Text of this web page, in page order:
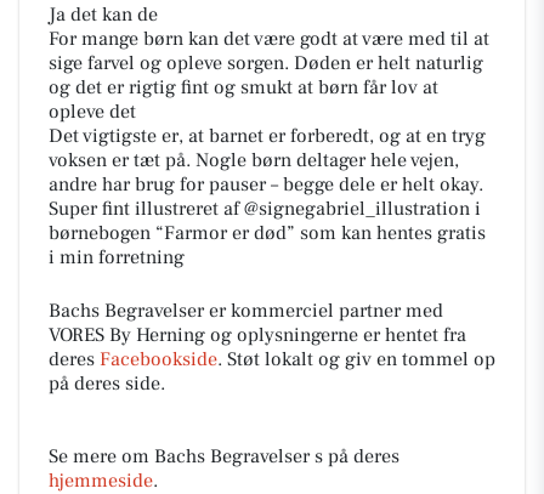
Ja det kan de
For mange børn kan det være godt at være med til at
sige farvel og opleve sorgen. Døden er helt naturlig
og det er rigtig fint og smukt at børn får lov at
opleve det
Det vigtigste er, at barnet er forberedt, og at en tryg
voksen er tæt på. Nogle børn deltager hele vejen,
andre har brug for pauser – begge dele er helt okay.
Super fint illustreret af @signegabriel_illustration i
børnebogen “Farmor er død” som kan hentes gratis
i min forretning
Bachs Begravelser er kommerciel partner med
VORES By Herning og oplysningerne er hentet fra
deres Facebookside. Støt lokalt og giv en tommel op
på deres side.
Se mere om Bachs Begravelser s på deres
hjemmeside.